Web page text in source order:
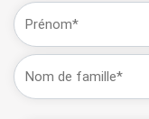
Nom
Prénom